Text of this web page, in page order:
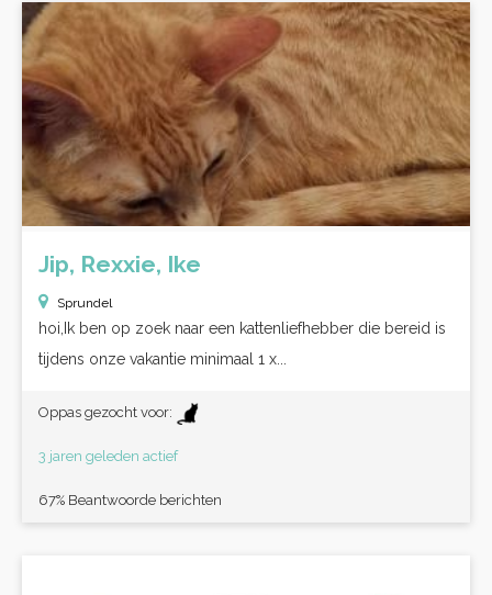
Jip, Rexxie, Ike
Sprundel
hoi,Ik ben op zoek naar een kattenliefhebber die bereid is
tijdens onze vakantie minimaal 1 x...
Oppas gezocht voor:
3 jaren geleden actief
67% Beantwoorde berichten